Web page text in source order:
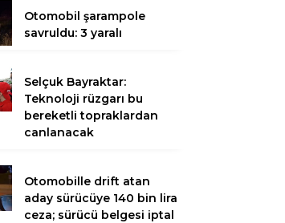
Otomobil şarampole
savruldu: 3 yaralı
Selçuk Bayraktar:
Teknoloji rüzgarı bu
bereketli topraklardan
canlanacak
Otomobille drift atan
aday sürücüye 140 bin lira
ceza; sürücü belgesi iptal